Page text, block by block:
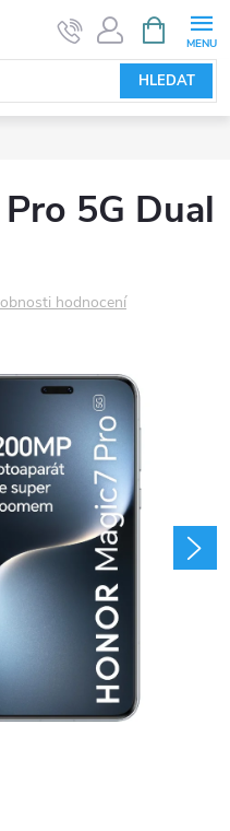
HLEDAT
NÁKUPNÍ
KOŠÍK
5G Dual
hodnocení